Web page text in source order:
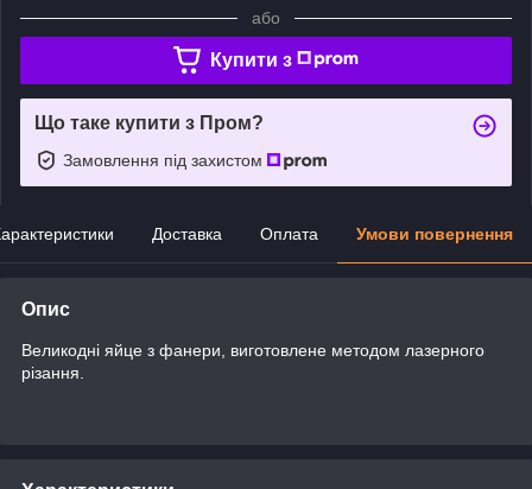
або
Купити з
Що таке купити з Пром?
Замовлення під захистом
Доставка Оплата Умови повернення
Опис
Великодні яйце з фанери, виготовлене методом лазерного
різання.